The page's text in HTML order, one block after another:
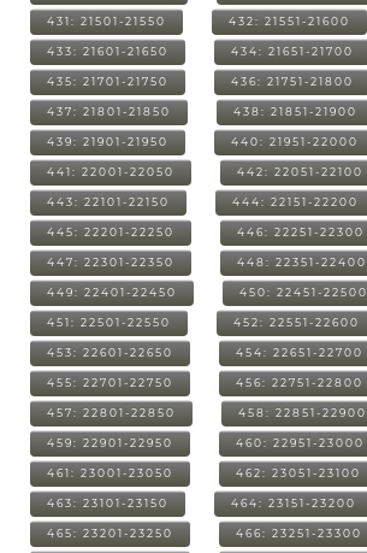
431: 21501-21550 432: 21551-21600
433: 21601-21650 434: 21651-21700
435: 21701-21750 436: 21751-21800
437: 21801-21850 438: 21851-21900
439: 21901-21950 440: 21951-22000
441: 22001-22050 442: 22051-22100
443: 22101-22150 444: 22151-22200
445: 22201-22250 446: 22251-22300
447: 22301-22350 448: 22351-22400
449: 22401-22450 450: 22451-22500
451: 22501-22550 452: 22551-22600
453: 22601-22650 454: 22651-22700
455: 22701-22750 456: 22751-22800
457: 22801-22850 458: 22851-22900
459: 22901-22950 460: 22951-23000
461: 23001-23050 462: 23051-23100
463: 23101-23150 464: 23151-23200
465: 23201-23250 466: 23251-23300